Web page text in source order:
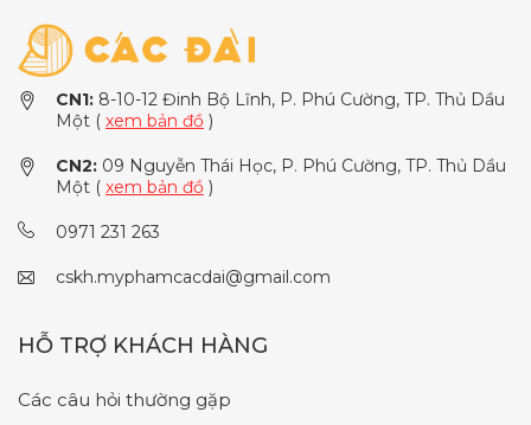
CN1: 8-10-12 Đinh Bộ Lĩnh, P. Phú Cường, TP. Thủ Dầu
Một ( xem bản đồ )
CN2: 09 Nguyễn Thái Học, P. Phú Cường, TP. Thủ Dầu
Một ( xem bản đồ )
0971 231 263
cskh.myphamcacdai@gmail.com
HỖ TRỢ KHÁCH HÀNG
Các câu hỏi thường gặp